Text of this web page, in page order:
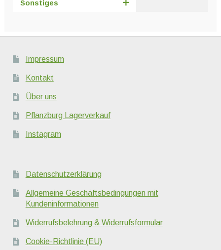
Sonstiges
Impressum
Kontakt
Über uns
Pflanzburg Lagerverkauf
Instagram
Datenschutzerklärung
Allgemeine Geschäftsbedingungen mit
Kundeninformationen
Widerrufsbelehrung & Widerrufsformular
Cookie-Richtlinie (EU)